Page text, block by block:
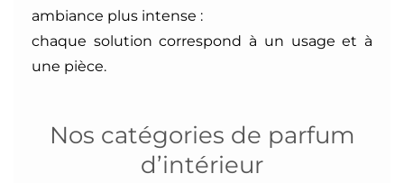
ambiance plus intense :
chaque solution correspond à un usage et à
une pièce.
Nos catégories de parfum
d’intérieur